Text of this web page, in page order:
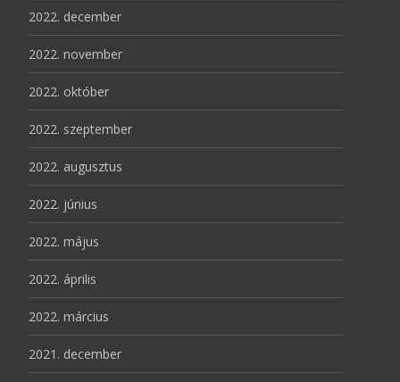
2022. december
2022. november
2022. október
2022. szeptember
2022. augusztus
2022. június
2022. május
2022. április
2022. március
2021. december